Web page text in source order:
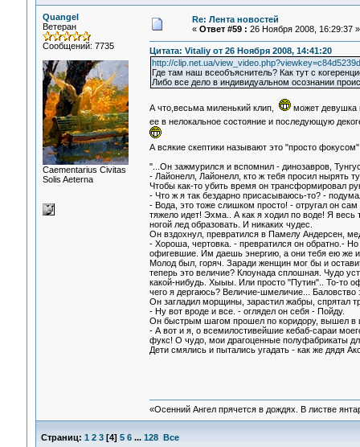
Quangel
Ветеран
Сообщений: 7735
Сaementarius Civitas
Solis Aeterna
Re: Лента новостей
« Ответ #59 : 26 Ноября 2008, 16:29:37 »
Цитата: Vitaliy от 26 Ноября 2008, 14:41:20
http://clip.net.ua/
Где там наш всеобъяснитель? Как тут с
Либо все дело в индивидуальном осознании
А что,весьма миленький клип,
может девушка
ее в нелокальное состояние и последующую
А всякие скептики называют это "просто
"...Он зажмурился и вспомнил - динозавров,
- Лайонелл, Лайонелл, кто ж тебя просил нырять
Чтобы как-то убить время он трансформировал
- Что ж я так бездарно присасываюсь-то? -
- Вода, это тоже слишком просто! - отругал он
тяжело идет! Эхма.. А как я ходил по воде! Я весь
ногой лед образовать. И никаких чудес.
Он вздохнул, превратился в Памелу Андерсен,
- Хороша, чертовка. - превратился он обратно.-
офигевшие. Им даешь энергию, а они тебя ею же
Молод был, горяч. Заради женщин мог бы и
теперь это величие? Клоунада сплошная. Чудо
какой-нибудь. Хыыы. Или просто "Путин".. То-то
чего я дергаюсь? Величие-шмеличие...
Он загладил морщины, зарастил жабры, спрятал
- Ну вот вроде и все. - оглядел он себя - Пойду.
Он быстрым шагом прошел по коридору, вышел в
- А вот и я, о всемилостивейшие кебаб-сараи
фукс! О чудо, мои драгоценные полуфабрикаты
Дети смялись и пытались угадать - как же дядя
«Осенний Ангел прячется в дождях. В листве
Страниц: 1 2 3[4] 5 6 ... 128 Все